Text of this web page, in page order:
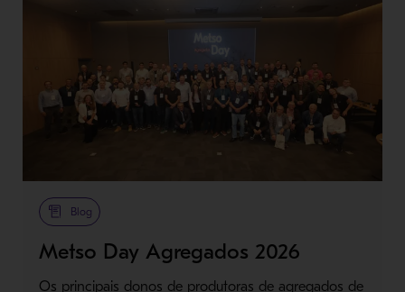
Blog
Metso Day Agregados 2026
Os principais donos de produtoras de agregados de